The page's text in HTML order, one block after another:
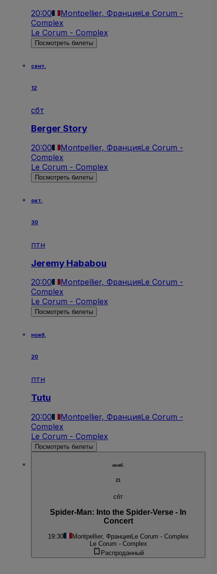
20:00 Montpellier, ФранцияLe Corum -
Complex
Le Corum - Complex
Посмотреть билеты
сент.
12
сбт
Berger Story
20:00 Montpellier, ФранцияLe Corum -
Complex
Le Corum - Complex
Посмотреть билеты
окт.
30
птн
Jeremy Hababou
20:00 Montpellier, ФранцияLe Corum -
Complex
Le Corum - Complex
Посмотреть билеты
нояб.
20
птн
Tutu
20:00 Montpellier, ФранцияLe Corum -
Complex
Le Corum - Complex
Посмотреть билеты
нояб.
21
сбт
Spider-Man: Into the Spider-Verse - In
Concert
19:30 Montpellier, Франция Le Corum - Complex
Le Corum - Complex
Распроданный